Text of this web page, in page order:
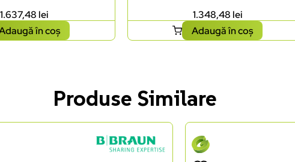
1.637,48 lei
în coș
1.348,48 lei
Adaugă în coș
Produse Similare